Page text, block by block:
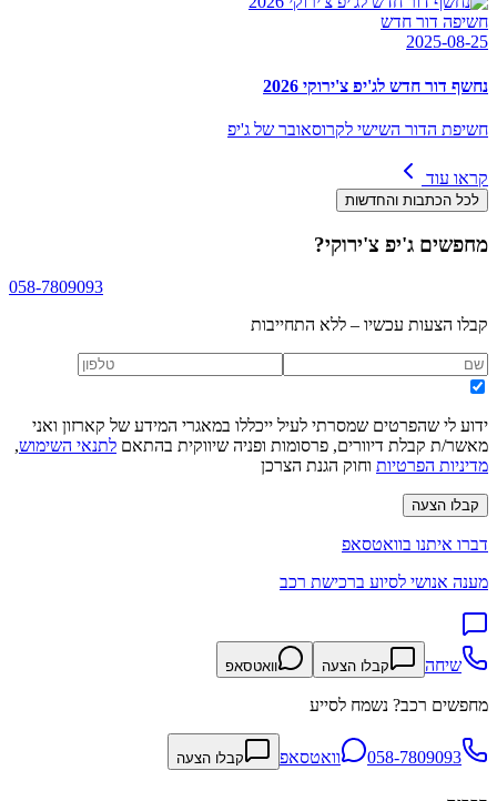
חשיפה דור חדש
2025-08-25
נחשף דור חדש לג'יפ צ'ירוקי 2026
חשיפת הדור השישי לקרוסאובר של ג'יפ
קראו עוד
לכל הכתבות והחדשות
מחפשים ג'יפ צ'ירוקי?
058-7809093
קבלו הצעות עכשיו – ללא התחייבות
ידוע לי שהפרטים שמסרתי לעיל ייכללו במאגרי המידע של קארזון ואני
מאשר/ת קבלת דיוורים, פרסומות ופניה שיווקית בהתאם לתנאי השימוש,
מדיניות הפרטיות וחוק הגנת הצרכן
קבלו הצעה
דברו איתנו בוואטסאפ
מענה אנושי לסיוע ברכישת רכב
שיחה קבלו הצעה וואטסאפ
מחפשים רכב? נשמח לסייע
058-7809093 וואטסאפ קבלו הצעה